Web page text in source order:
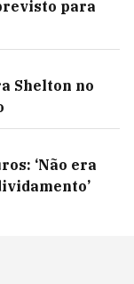
para
Shelton no
‘Não era